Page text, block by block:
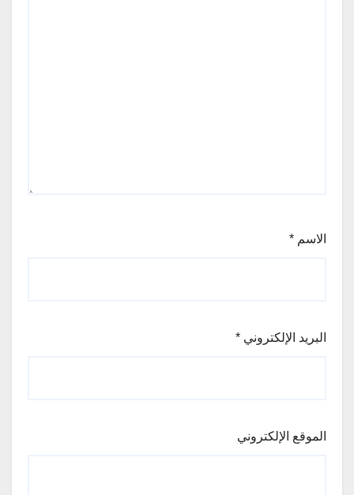
الاسم *
البريد الإلكتروني *
الموقع الإلكتروني